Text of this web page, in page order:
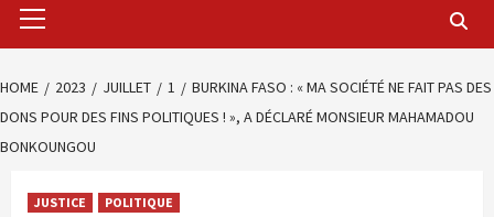
Menu
HOME 2023 JUILLET 1
BURKINA FASO : « MA SOCIÉTÉ NE FAIT PAS DES
DONS POUR DES FINS POLITIQUES ! », A DÉCLARÉ MONSIEUR MAHAMADOU
BONKOUNGOU
JUSTICE POLITIQUE